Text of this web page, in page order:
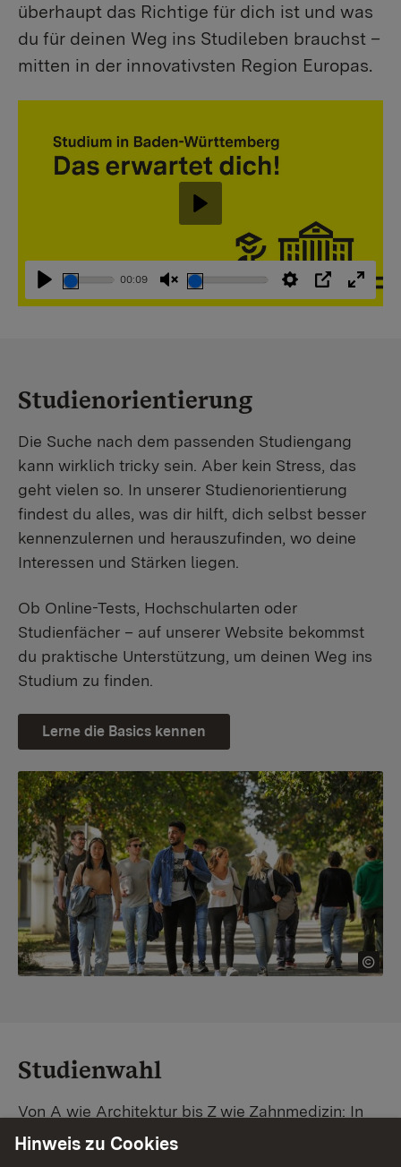
überhaupt das Richtige für dich ist und was
du für deinen Weg ins Studileben brauchst –
mitten in der innovativsten Region Europas.
Abspielen
00:09
StummschaltungEinstellungen
PIP
Abspielen
Studienorientierung
Die Suche nach dem passenden Studiengang
kann wirklich tricky sein. Aber kein Stress, das
geht vielen so. In unserer Studienorientierung
findest du alles, was dir hilft, dich selbst besser
kennenzulernen und herauszufinden, wo deine
Interessen und Stärken liegen.
Ob Online-Tests, Hochschularten oder
Studienfächer – auf unserer Website bekommst
du praktische Unterstützung, um deinen Weg ins
Studium zu finden.
Lerne die Basics kennen
Studienwahl
Von A wie Architektur bis Z wie Zahnmedizin: In
Baden-Württemberg warten unzählige
Hinweis zu Cookies